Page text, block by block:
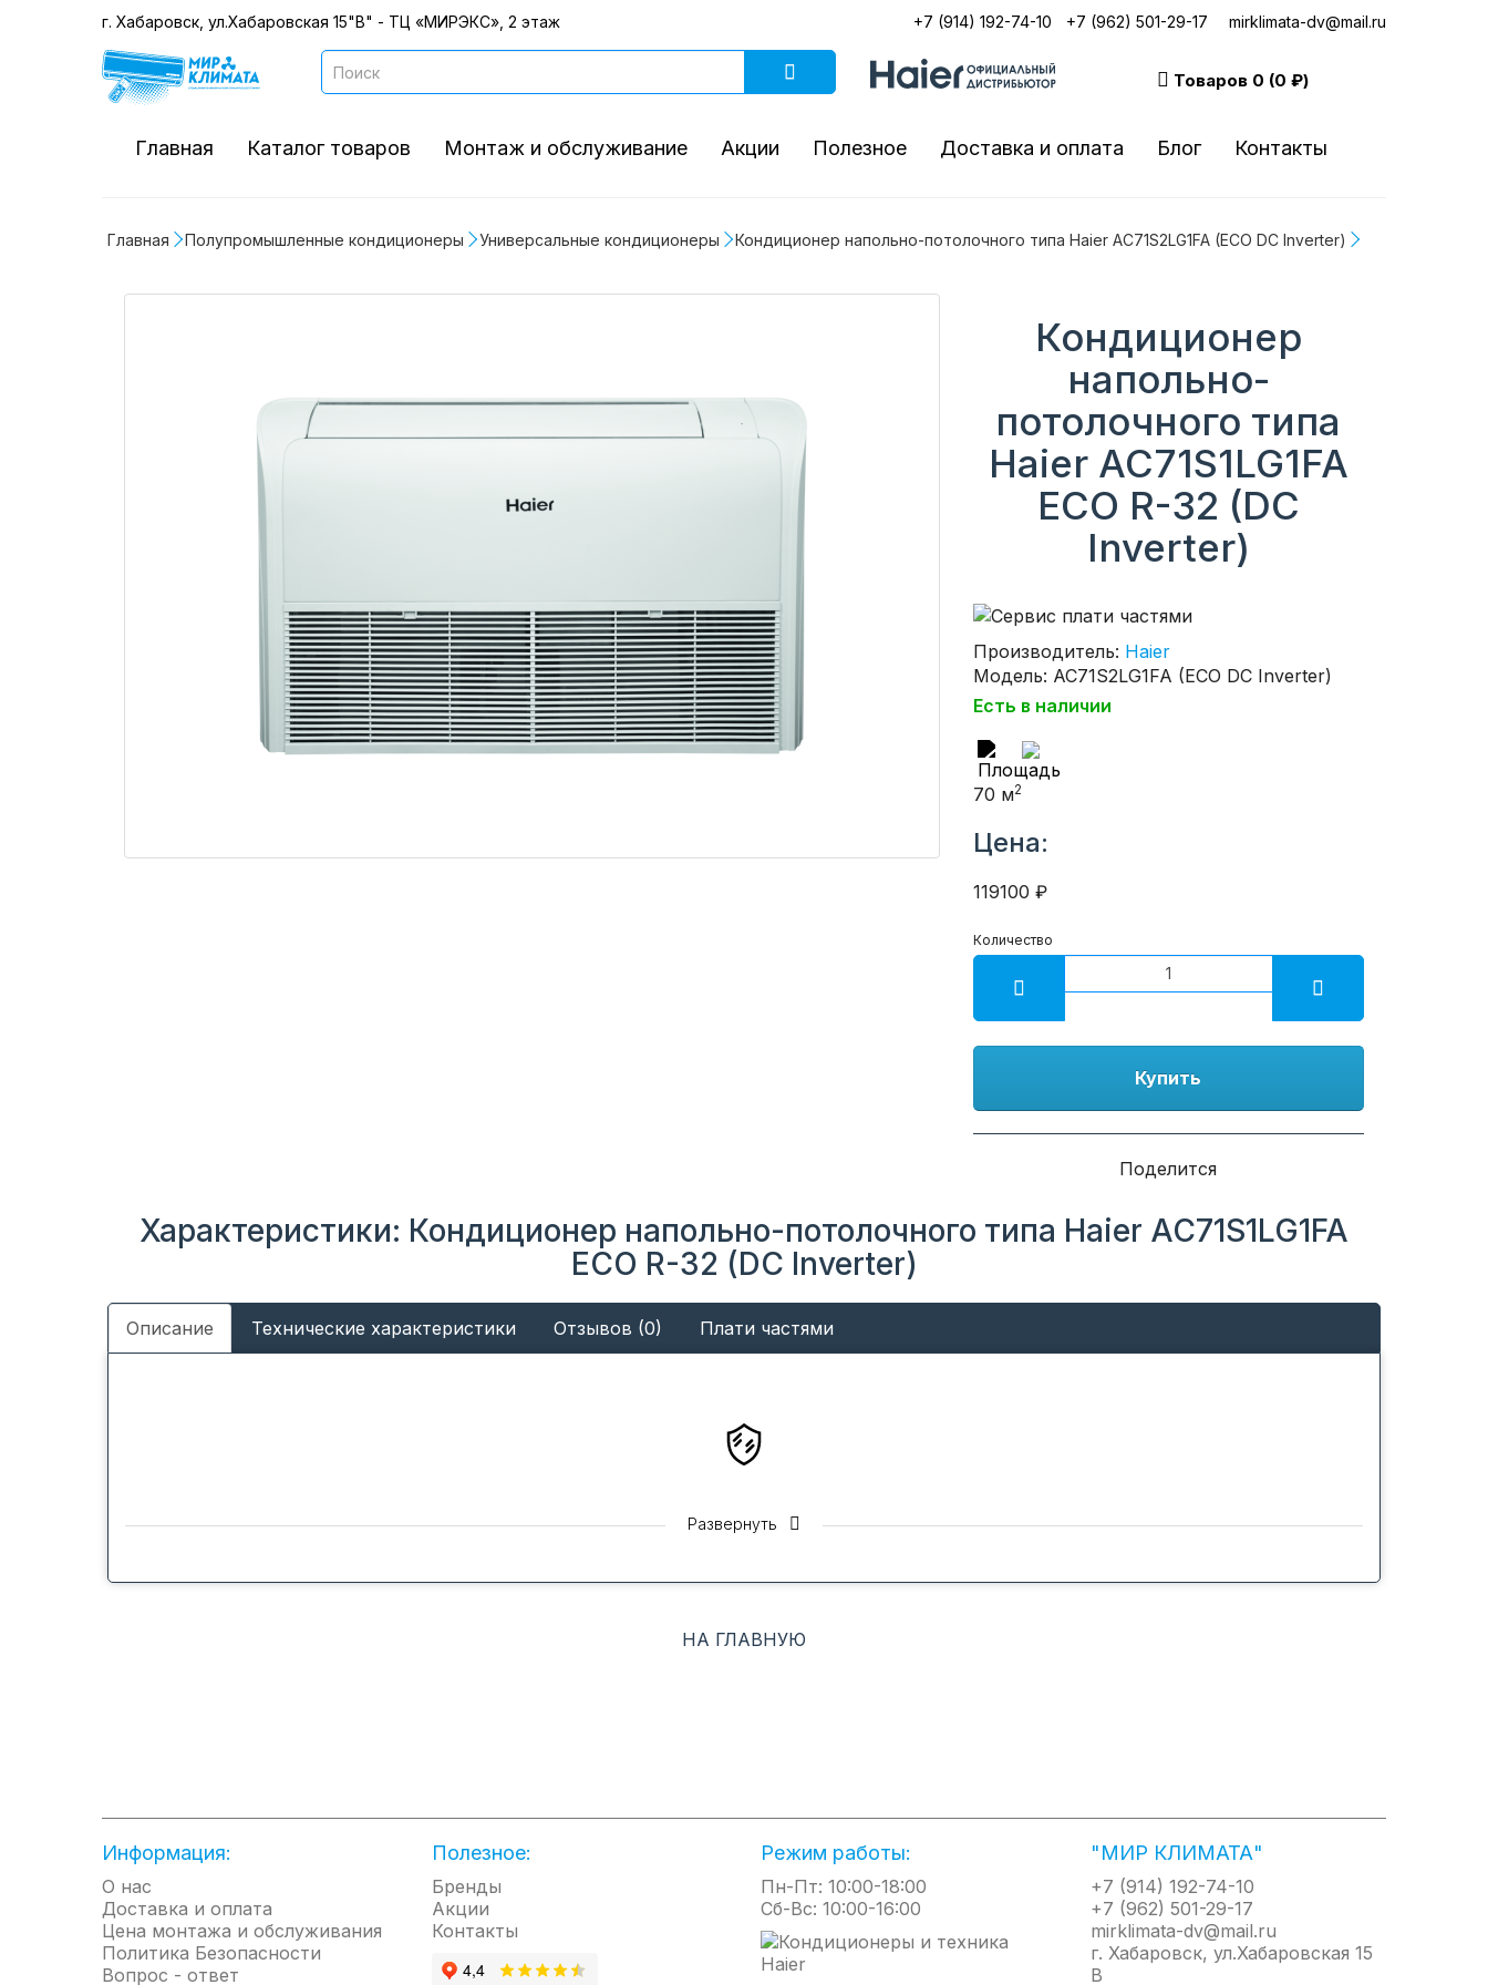
г. Хабаровск, ул.Хабаровская 15"В" - ТЦ «МИРЭКС», 2 этаж +7 (914) 192-74-10 +7 (962) 501-29-17 mirklimata-dv@mail.ru
Товаров 0 (0 ₽)
Главная Каталог товаров Монтаж и обслуживание Акции Полезное Доставка и оплата Блог Контакты
Главная Полупромышленные кондиционеры Универсальные кондиционеры Кондиционер напольно-потолочного типа Haier AC71S2LG1FA (ECO DC Inverter)
Кондиционер
напольно-
потолочного типа
Haier AC71S1LG1FA
ECO R-32 (DC
Inverter)
Производитель: Haier
Модель: AC71S2LG1FA (ECO DC Inverter)
Есть в наличии
70 м2
Цена:
119100 ₽
Количество
Купить
Поделится
Характеристики: Кондиционер напольно-потолочного типа Haier AC71S1LG1FA
ECO R-32 (DC Inverter)
Описание Технические характеристики Отзывов (0) Плати частями
Покрытие теплообменника Blue Fin
Развернуть
НА ГЛАВНУЮ
Информация:
О нас
Доставка и оплата
Цена монтажа и обслуживания
Политика Безопасности
Вопрос - ответ
Полезное:
Бренды
Акции
Контакты
Режим работы:
Пн-Пт: 10:00-18:00
Сб-Вс: 10:00-16:00
"МИР КЛИМАТА"
+7 (914) 192-74-10
+7 (962) 501-29-17
mirklimata-dv@mail.ru
г. Хабаровск, ул.Хабаровская 15
В